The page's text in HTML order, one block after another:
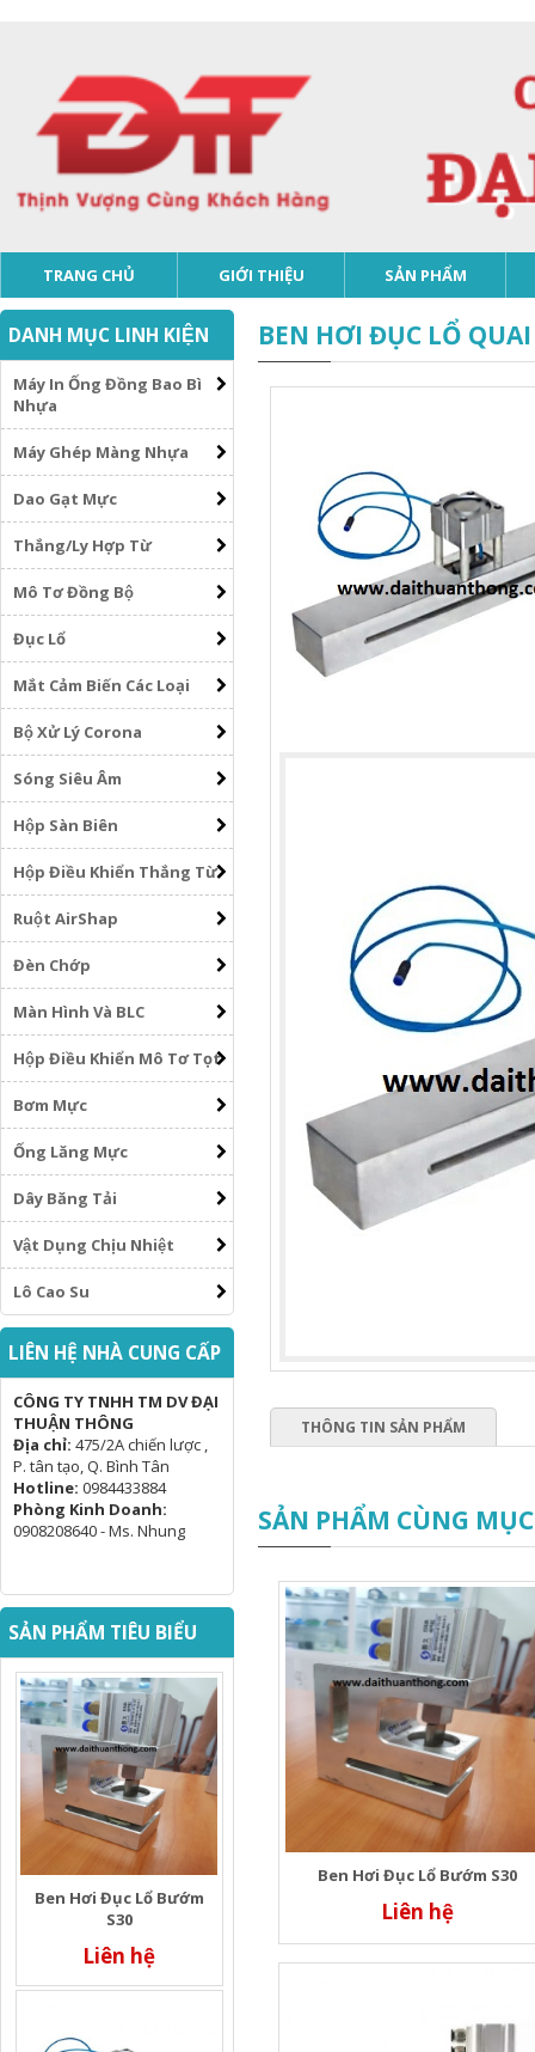
TRANG CHỦ GIỚI THIỆU SẢN PHẨM
DANH MỤC LINH KIỆN
Máy In Ống Đồng Bao Bì
Nhựa
Máy Ghép Màng Nhựa
Dao Gạt Mực
Thắng/Ly Hợp Từ
Mô Tơ Đồng Bộ
Đục Lổ
Mắt Cảm Biến Các Loại
Bộ Xử Lý Corona
Sóng Siêu Âm
Hộp Sàn Biên
Hộp Điều Khiển Thắng Từ
Ruột AirShap
Đèn Chớp
Màn Hình Và BLC
Hộp Điều Khiển Mô Tơ Tọt
Bơm Mực
Ống Lăng Mực
Dây Băng Tải
Vật Dụng Chịu Nhiệt
Lô Cao Su
LIÊN HỆ NHÀ CUNG CẤP
CÔNG TY TNHH TM DV ĐẠI
THUẬN THÔNG
Địa chỉ: 475/2A chiến lược ,
P. tân tạo, Q. Bình Tân
Hotline: 0984433884
Phòng Kinh Doanh:
0908208640 - Ms. Nhung
SẢN PHẨM TIÊU BIỂU
Ben Hơi Đục Lổ Bướm
S30
Liên hệ
BEN HƠI ĐỤC LỔ
THÔNG TIN SẢN PHẨM
SẢN PHẨM CÙNG MỤC
Ben Hơi Đục Lổ Bướm S30
Liên hệ